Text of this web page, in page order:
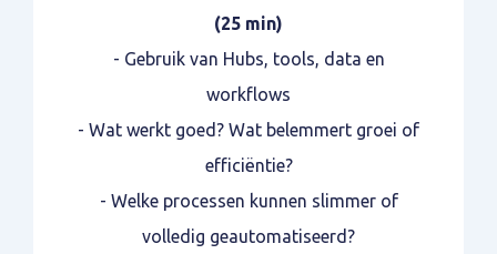
(25 min)
- Gebruik van Hubs, tools, data en
workflows
- Wat werkt goed? Wat belemmert groei of
efficiëntie?
- Welke processen kunnen slimmer of
volledig geautomatiseerd?